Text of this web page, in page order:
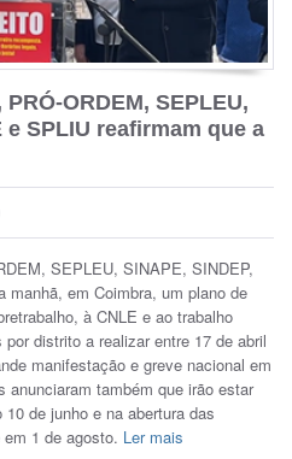
ORDEM, SEPLEU,
e SPLIU reafirmam que a
SEPLEU, SINAPE, SINDEP,
em Coimbra, um plano de
à CNLE e ao trabalho
distrito a realizar entre 17 de abril
manifestação e greve nacional em
também que irão estar
de junho e na abertura das
1 de agosto. Ler mais